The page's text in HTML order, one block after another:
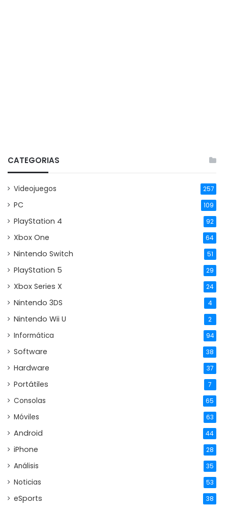
CATEGORIAS
Videojuegos 257
PC 109
PlayStation 4 92
Xbox One 64
Nintendo Switch 51
PlayStation 5 29
Xbox Series X 24
Nintendo 3DS 4
Nintendo Wii U 2
Informática 94
Software 38
Hardware 37
Portátiles 7
Consolas 65
Móviles 63
Android 44
iPhone 28
Análisis 35
Noticias 53
eSports 38